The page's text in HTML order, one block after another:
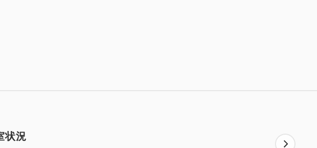
のプランは実際にお持ち帰りいただけます。
大2名様までとなり、添い寝含む、お子様のご予約はいたしかね
状況